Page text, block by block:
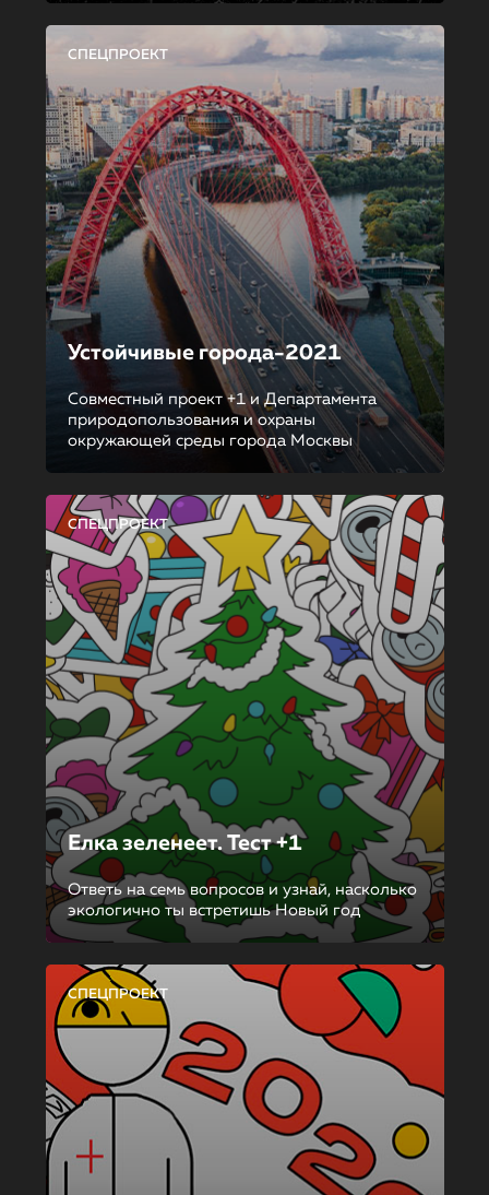
СПЕЦПРОЕКТ
Устойчивые города-2021
Совместный проект +1 и Департамента
природопользования и охраны
окружающей среды города Москвы
СПЕЦПРОЕКТ
Елка зеленеет. Тест +1
Ответь на семь вопросов и узнай, насколько
экологично ты встретишь Новый год
СПЕЦПРОЕКТ